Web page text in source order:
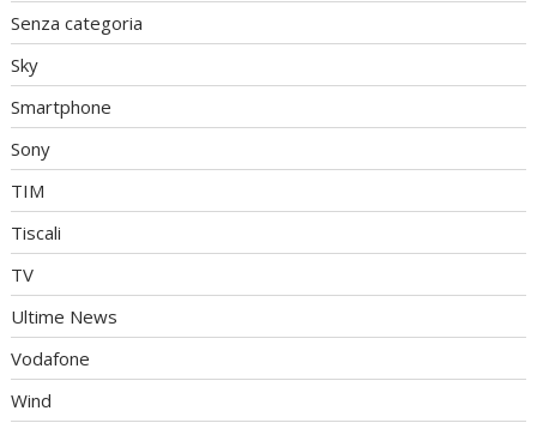
Senza categoria
Sky
Smartphone
Sony
TIM
Tiscali
TV
Ultime News
Vodafone
Wind